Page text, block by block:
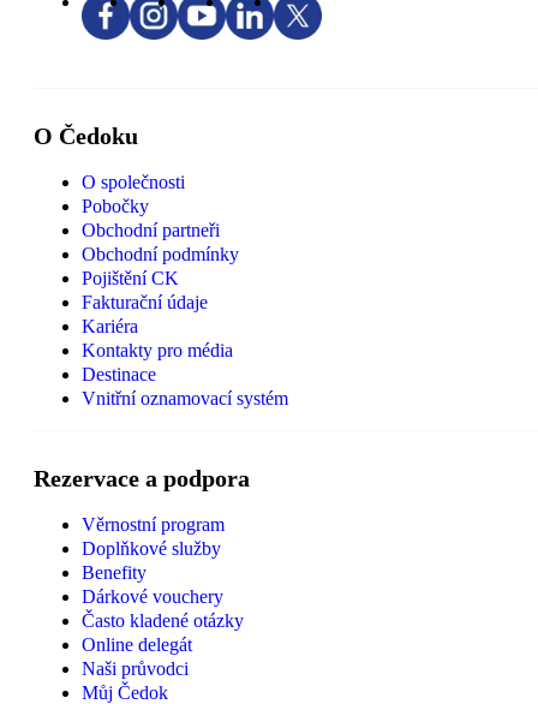
O Čedoku
O společnosti
Pobočky
Obchodní partneři
Obchodní podmínky
Pojištění CK
Fakturační údaje
Kariéra
Kontakty pro média
Destinace
Vnitřní oznamovací systém
Rezervace a podpora
Věrnostní program
Doplňkové služby
Benefity
Dárkové vouchery
Často kladené otázky
Online delegát
Naši průvodci
Můj Čedok